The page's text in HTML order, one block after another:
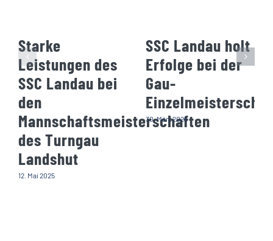
Starke
Leistungen des
SSC Landau bei
den
Mannschaftsmeisterschaften
des Turngau
Landshut
12. Mai 2025
SSC Landau holt
Erfolge bei der
Gau-
30. März 2025